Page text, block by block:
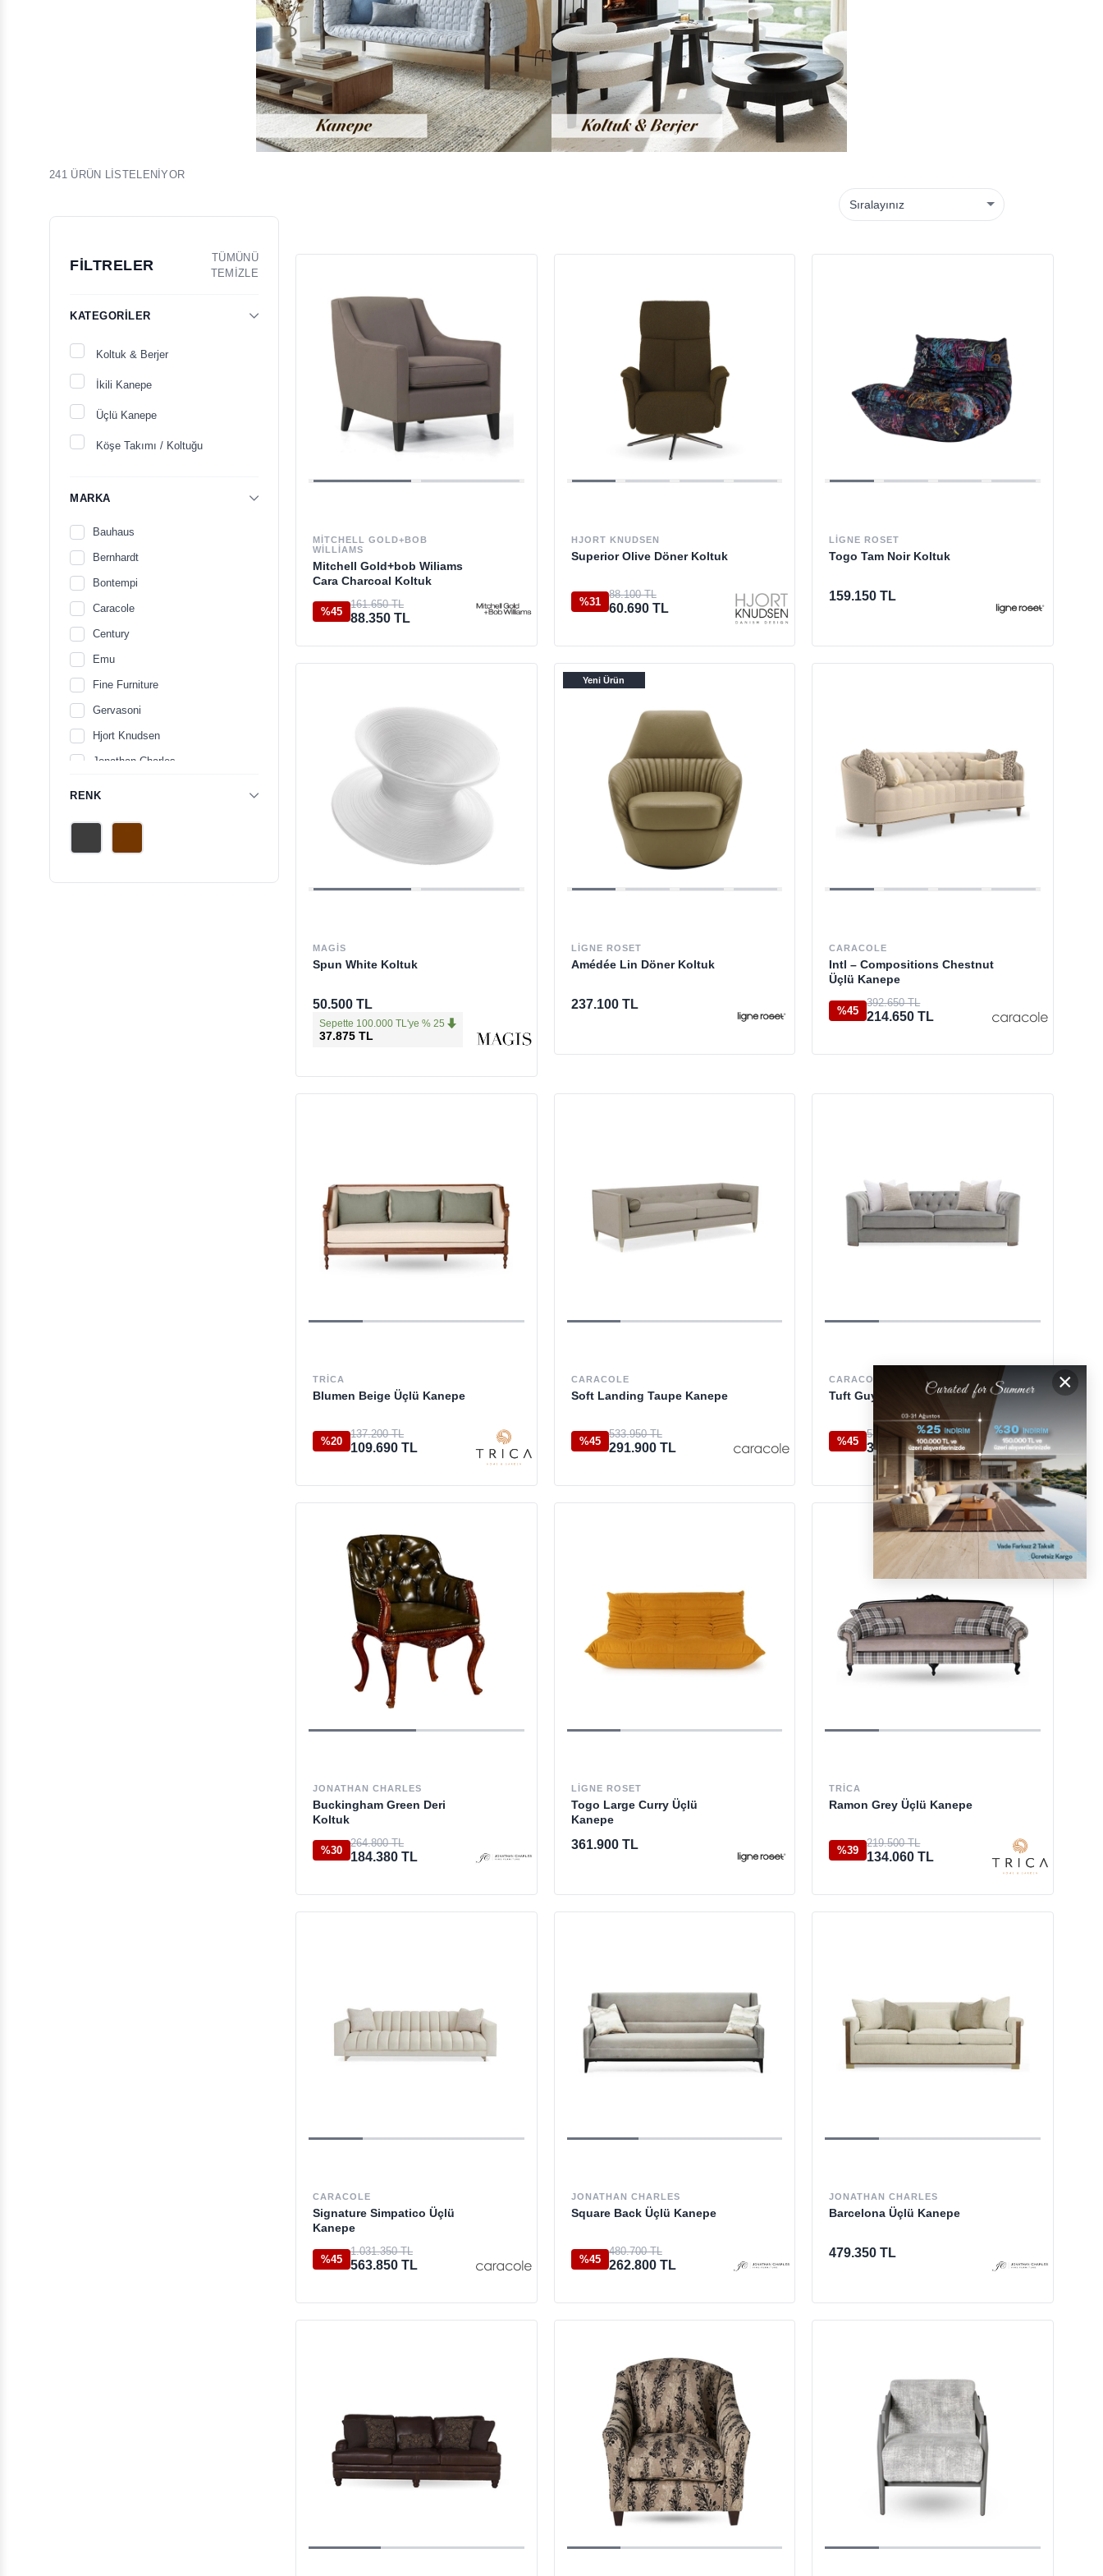
241 ÜRÜN LİSTELENİYOR
FİLTRELER
TÜMÜNÜ
TEMİZLE
KATEGORILER
Koltuk & Berjer
İkili Kanepe
Üçlü Kanepe
Köşe Takımı / Koltuğu
MARKA
Bauhaus
Bernhardt
Bontempi
Caracole
Century
Emu
Fine Furniture
Gervasoni
Hjort Knudsen
Jonathan Charles
RENK
MITCHELL GOLD+BOB
WILLIAMS
Mitchell Gold+bob Wiliams
Cara Charcoal Koltuk
%45
161.650 TL
88.350 TL
HJORT KNUDSEN
Superior Olive Döner Koltuk
%31
88.100 TL
60.690 TL
LIGNE ROSET
Togo Tam Noir Koltuk
159.150 TL
MAGIS
Spun White Koltuk
50.500 TL
Sepette 100.000 TL'ye % 25
37.875 TL
LIGNE ROSET
Amédée Lin Döner Koltuk
237.100 TL
Yeni Ürün
CARACOLE
Intl – Compositions Chestnut
Üçlü Kanepe
%45
392.650 TL
214.650 TL
TRICA
Blumen Beige Üçlü Kanepe
%20
137.200 TL
109.690 TL
CARACOLE
Soft Landing Taupe Kanepe
%45
533.950 TL
291.900 TL
CARACOLE
Tuft Guy İkili Kanepe
%45
574.550 TL
314.100 TL
JONATHAN CHARLES
Buckingham Green Deri
Koltuk
%30
264.800 TL
184.380 TL
LIGNE ROSET
Togo Large Curry Üçlü
Kanepe
361.900 TL
TRICA
Ramon Grey Üçlü Kanepe
%39
219.500 TL
134.060 TL
CARACOLE
Signature Simpatico Üçlü
Kanepe
%45
1.031.350 TL
563.850 TL
JONATHAN CHARLES
Square Back Üçlü Kanepe
%45
480.700 TL
262.800 TL
JONATHAN CHARLES
Barcelona Üçlü Kanepe
479.350 TL
×